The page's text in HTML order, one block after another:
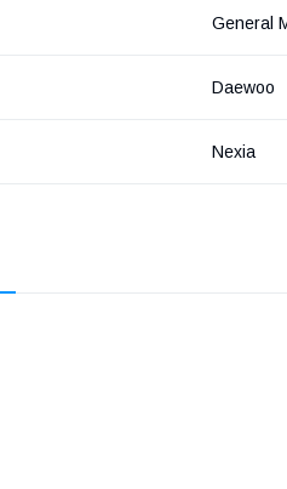
General
Daewoo
Nexia